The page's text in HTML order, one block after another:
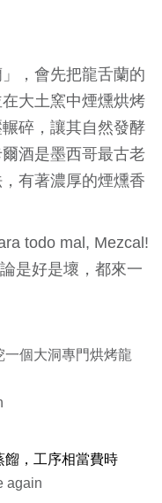
，會先把龍舌蘭的
大土窯中煙燻烘烤
碎，讓其自然發酵
酒是墨西哥最古老
有著濃厚的煙燻香
todo mal, Mezcal!
是好是壞，都來一
一個大洞專門烘烤龍
餾，工序相當費時
again